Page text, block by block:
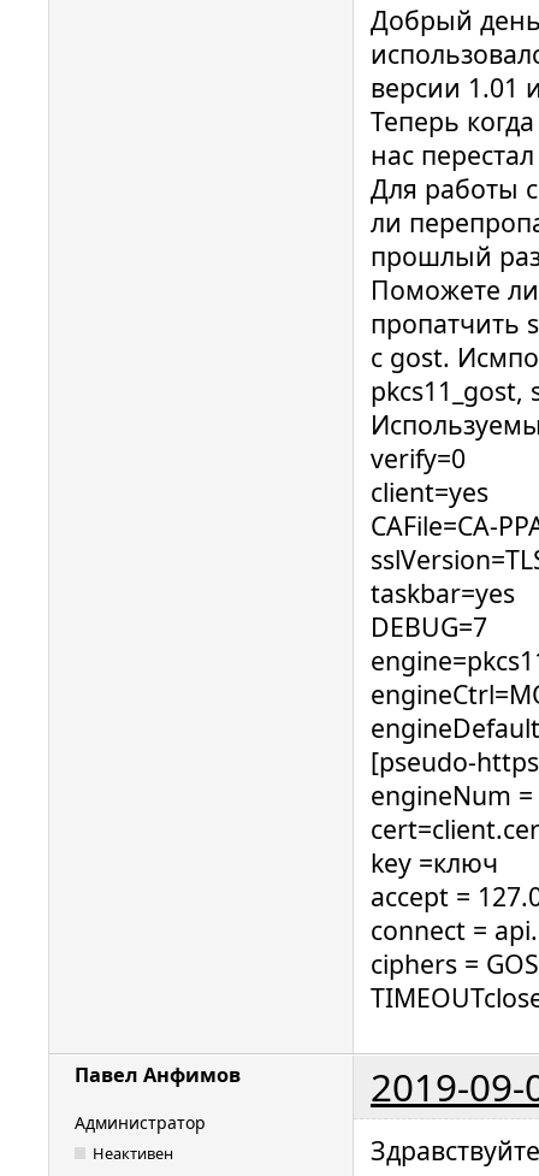
Добрый
версии 1.01
Теперь
нас
Для работы
ли
прошлый
Поможете
пропатчить
с gost.
pkcs11_gost,
verify=0
client=yes
CAFile=CA-
taskbar=yes
DEBUG=7
[pseudo-
engineNum =
cert=client.cer
key =ключ
accept =
connect =
ciphers =
Павел Анфимов 2019-09-
Администратор
Неактивен